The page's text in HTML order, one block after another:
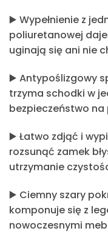
▶️ Wypełnienie z
poliuretanowej
uginają się ani nie
▶️ Antypoślizgowy
trzyma schodki w
bezpieczeństwo
▶️ Łatwo zdjąć i
rozsunąć zamek
utrzymanie
▶️ Ciemny szary
komponuje się z
nowoczesnymi